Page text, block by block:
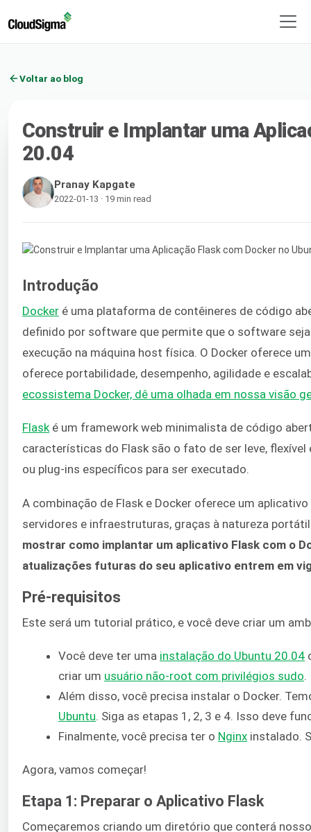
Voltar ao blog
Construir e Implantar uma
20.04
Pranay Kapgate
2022-01-13 · 19 min read
Introdução
Docker é uma plataforma de contêineres de código
definido por software que permite que o software
execução na máquina host física. O Docker oferece
oferece portabilidade, desempenho, agilidade e
ecossistema Docker, dê uma olhada em nossa visão
Flaské um framework web minimalista de código
características do Flask são o fato de ser leve,
ou plug-ins específicos para ser executado.
A combinação de Flask e Docker oferece um
servidores e infraestruturas, graças à natureza
mostrar como implantar um aplicativo Flask com o
atualizações futuras do seu aplicativo entrem em
Pré-requisitos
Este será um tutorial prático, e você deve criar um
Você deve ter uma instalação do Ubuntu 20.04
criar um usuário não-root com privilégios sudo
Além disso, você precisa instalar o Docker.
Ubuntu . Siga as etapas 1, 2, 3 e 4. Isso deve
Finalmente, você precisa ter o Nginx instalado.
Agora, vamos começar!
Etapa 1: Preparar o Aplicativo Flask
Começaremos criando um diretório que conterá